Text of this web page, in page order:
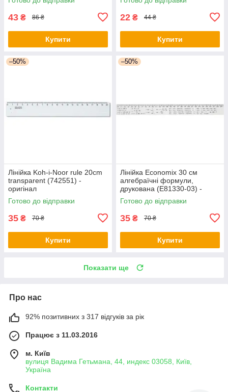
43 ₴ 86 ₴
Купити
22 ₴ 44 ₴
Купити
–50%
Лінійка Koh-i-Noor rule 20cm
transparent (742551) -
оригінал
Готово до відправки
35 ₴ 70 ₴
Купити
–50%
Лінійка Economix 30 см
алгебраїчні формули,
друкована (E81330-03) -
оригінал
Готово до відправки
35 ₴ 70 ₴
Купити
Показати ще
Про нас
92% позитивних з 317 відгуків за рік
Працює з 11.03.2016
м. Київ
вулиця Вадима Гетьмана, 44, индекс 03058, Київ,
Україна
Контакти